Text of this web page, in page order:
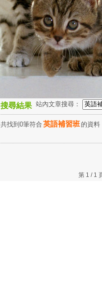
搜尋結果 站內文章搜尋：
共找到0筆符合 英語補習班 的資料
第 1 /